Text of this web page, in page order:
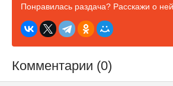
Понравилась раздача? Расскажи о
Комментарии (0)